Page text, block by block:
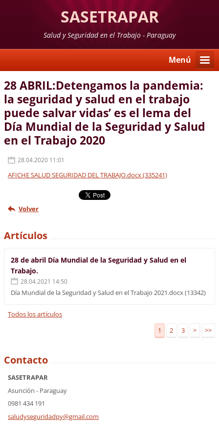
SASETRAPAR
Salud y Seguridad en el Trabajo - Paraguay
Menú
28 ABRIL:Detengamos la pandemia:
la seguridad y salud en el trabajo
puede salvar vidas’ es el lema del
Día Mundial de la Seguridad y Salud
en el Trabajo 2020
28.04.2020 11:01
AFICHE SALUD SEGURIDAD DEL TRABAJO.docx (335241)
Volver
Artículos
28 de abril Día Mundial de la Seguridad y Salud en el
Trabajo.
28.04.2021 14:50
Día Mundial de la Seguridad y Salud en el Trabajo 2021.docx (13342)
Todos los artículos
1
2 3 > >>
Contacto
SASETRAPAR
Asunción - Paraguay
0981 434 191
saludyseguridadpy@gmail.com